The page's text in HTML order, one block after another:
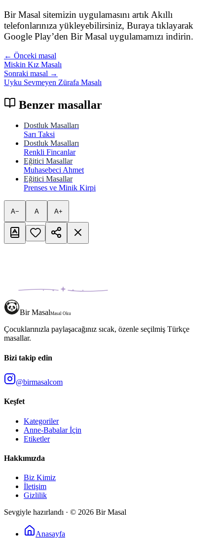
Bir Masal sitemizin uygulamasını artık Akıllı
telefonlarınıza yükleyebilirsiniz, Buraya tıklayarak
Google Play’den Bir Masal uygulamamızı indirin.
← Önceki masal
Miskin Kız Masalı
Sonraki masal →
Uyku Sevmeyen Zürafa Masalı
Benzer masallar
Dostluk Masalları
Sarı Taksi
Dostluk Masalları
Renkli Fincanlar
Eğitici Masallar
Muhasebeci Ahmet
Eğitici Masallar
Prenses ve Minik Kirpi
A− A A+
Bir MasalMasal Oku
Çocuklarınızla paylaşacağınız sıcak, özenle seçilmiş Türkçe
masallar.
Bizi takip edin
@birmasalcom
Keşfet
Kategoriler
Anne-Babalar İçin
Etiketler
Hakkımızda
Biz Kimiz
İletişim
Gizlilik
Sevgiyle hazırlandı · © 2026 Bir Masal
Anasayfa